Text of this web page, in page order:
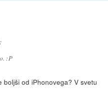
:
:P
boljši od iPhonovega? V svetu